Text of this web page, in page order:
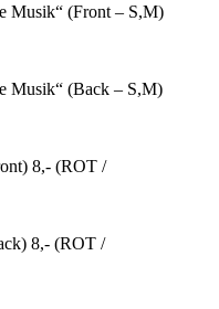
Musik“ (Front – S,M)
Musik“ (Back – S,M)
8,- (ROT /
8,- (ROT /